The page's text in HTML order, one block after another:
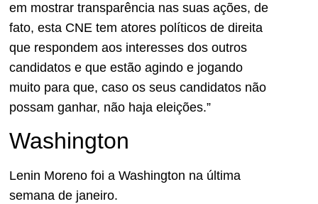
em mostrar transparência nas suas ações, de
fato, esta CNE tem atores políticos de direita
que respondem aos interesses dos outros
candidatos e que estão agindo e jogando
muito para que, caso os seus candidatos não
possam ganhar, não haja eleições.”
Washington
Lenin Moreno foi a Washington na última
semana de janeiro.